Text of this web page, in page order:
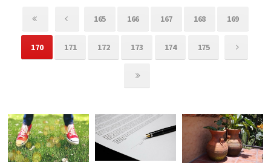
165 166 167 168 169
170 171 172 173 174 175